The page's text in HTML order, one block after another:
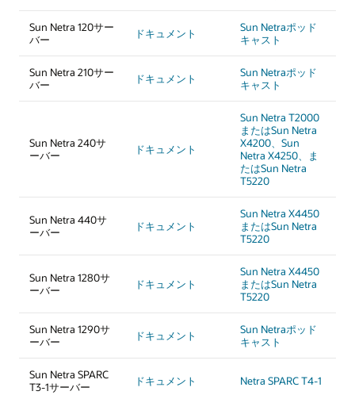
Sun Netra 120サー
バー
ドキュメント
Sun Netraポッド
キャスト
Sun Netra 210サー
バー
ドキュメント
Sun Netraポッド
キャスト
Sun Netra 240サ
ーバー
ドキュメント
Sun Netra T2000
またはSun Netra
X4200、Sun
Netra X4250、ま
たはSun Netra
T5220
Sun Netra 440サ
ーバー
ドキュメント
Sun Netra X4450
またはSun Netra
T5220
Sun Netra 1280サ
ーバー
ドキュメント
Sun Netra X4450
またはSun Netra
T5220
Sun Netra 1290サ
ーバー
ドキュメント
Sun Netraポッド
キャスト
Sun Netra SPARC
T3-1サーバー
ドキュメント Netra SPARC T4-1